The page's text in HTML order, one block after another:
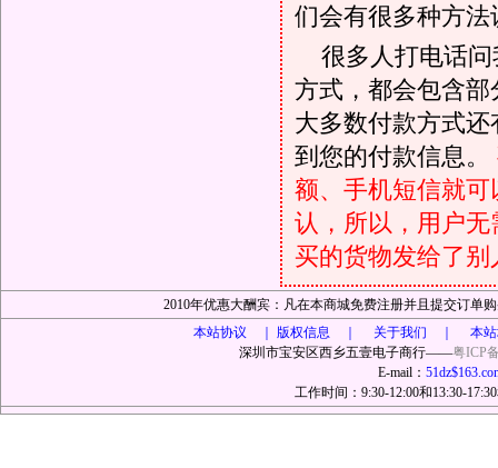
们会有很多种方
很多人打电话
方式，都会包含
大多数付款方式
到您的付款信息。
额、手机短信就可
认，所以，用户
买的货物发给了别
2010年优惠大酬宾：凡在本商城免费注册并且提交订单
本站协议 ｜
版权信息 ｜ 关于我们 ｜ 本
深圳市宝安区西乡五壹电子商行——粤ICP
E-mail：
工作时间：9:30-12:00和13:30-